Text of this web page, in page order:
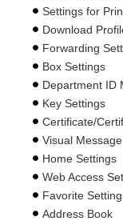
Settings for
Download
Forwarding
Box Settings
Department ID
Key Settings
Certificate/
Visual
Home Settings
Web Access
Favorite
Address Book